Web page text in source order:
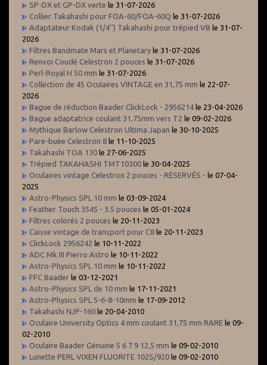
SP-DX et GP-DX verte le 31-07-2026
Collier Takahashi pour FOA-60/FOA-60Q le 31-07-2026
Adaptateur Kodak (1/4'') Takahashi pour trépied VB le 31-07-
2026
Filtres Bandmate Mars et Planetary le 31-07-2026
Renvoi Coudé Celestron 2 pouces le 31-07-2026
Perl-Royal H 50 mm le 31-07-2026
Collection de 45 Oculaires VINTAGE en 31,75 mm le 22-07-
2026
Bague de réduction Baader ClickLock - 2956214 le 23-04-2026
Bague adaptatrice coulant 31,75mm vers T2 le 09-02-2026
Mythique Barlow Celestron Ultima Japan le 30-10-2025
Pare-buée Celestron 8 le 11-10-2025
Takahashi TOA 130 le 27-06-2025
Trépied TAKAHASHI TMT10300 le 30-04-2025
Oculaires vintage Celestron 2 pouces - RÉSERVÉS - le 07-04-
2025
Astro-Physics SPL 10 mm le 03-09-2024
Feather Touch 3545 - 3.5 pouces le 05-01-2024
Filtres colorés 2 pouces le 20-11-2023
Caisse vintage de transport pour C8 le 20-11-2023
ClickLock 2956242 le 10-11-2022
ADC Mk III Pierro Astro le 10-11-2022
Astro-Physics SPL 10 mm le 10-11-2022
FFC Baader le 03-12-2021
Astro-Physics SPL de 10 mm le 17-11-2021
Astro-Physics SPL 5-6-8-10mm le 17-09-2012
Takahashi NJP-160 le 20-04-2010
Oculaire University Optics 4 mm coulant 31,75 mm RARE le 09-
02-2010
Oculaire Baader Génuine 5 6 7 9 12,5 mm le 09-02-2010
Lunette PERL VIXEN FLUORITE 102S/920 le 09-02-2010